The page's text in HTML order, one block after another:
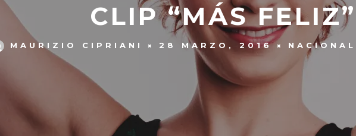
CLIP “MÁS FELIZ”
MAURIZIO CIPRIANI 28 MARZO, 2016